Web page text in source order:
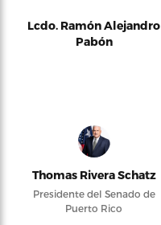
Lcdo. Ramón Alejandro
Pabón
Thomas Rivera Schatz
Presidente del Senado de
Puerto Rico